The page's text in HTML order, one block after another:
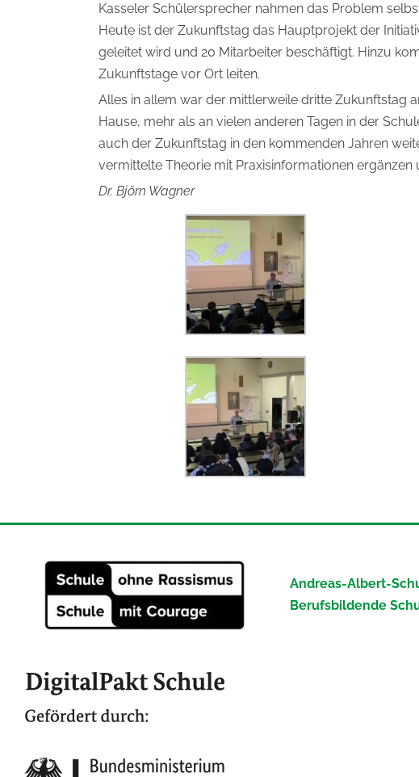
Kasseler Schülersprecher nahmen das Problem
Heute ist der Zukunftstag das Hauptprojekt der
geleitet wird und 20 Mitarbeiter beschäftigt. Hinzu
Zukunftstage vor Ort leiten.
Alles in allem war der mittlerweile dritte Zukunftstag
Hause, mehr als an vielen anderen Tagen in der
auch der Zukunftstag in den kommenden Jahren
vermittelte Theorie mit Praxisinformationen
Dr. Björn Wagner
Andreas-Albert-
Berufsbildende